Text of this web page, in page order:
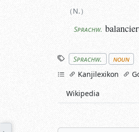
Sprachw.
N.
Sprachw.
Stichworte
Sprachw.
noun
linksKanjilexikon
Wikipedia